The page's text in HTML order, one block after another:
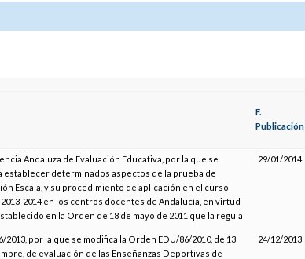
F.
Publicación
Andaluza de Evaluación Educativa, por la que se
establecer determinados aspectos de la prueba de
Escala, y su procedimiento de aplicación en el curso
2014 en los centros docentes de Andalucía, en virtud
en la Orden de 18 de mayo de 2011 que la regula
29/01/2014
2013, por la que se modifica la Orden EDU/86/2010, de 13
de evaluación de las Enseñanzas Deportivas de
24/12/2013